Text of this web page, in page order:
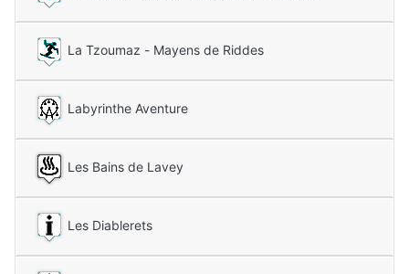
La Tzoumaz - Mayens de Riddes
Labyrinthe Aventure
Les Bains de Lavey
Les Diablerets